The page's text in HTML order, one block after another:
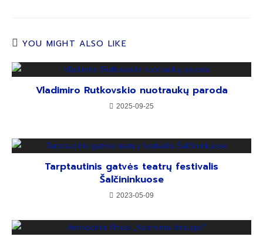
YOU MIGHT ALSO LIKE
Vladimiro Rutkovskio nuotraukų paroda
2025-09-25
Tarptautinis gatvės teatrų festivalis
Šalčininkuose
2023-05-09